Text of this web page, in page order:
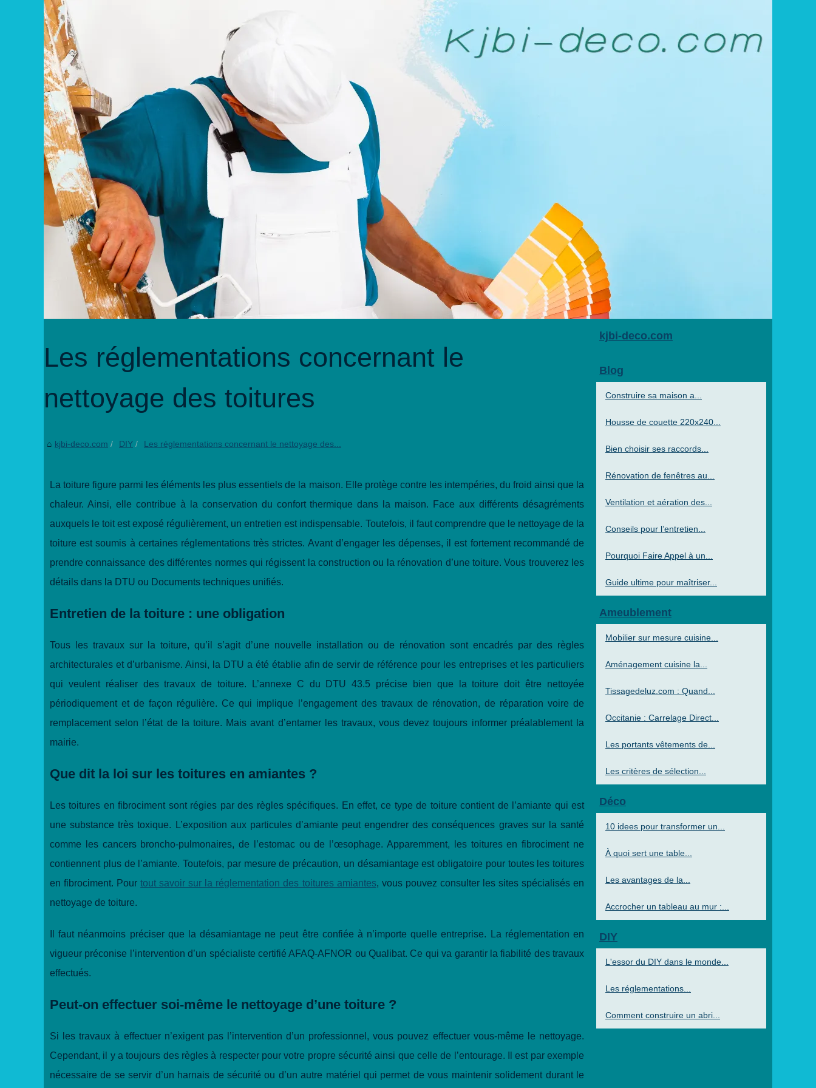
Les réglementations concernant le
nettoyage des toitures
kjbi-deco.com DIY Les réglementations concernant le nettoyage des...
La toiture figure parmi les éléments les plus essentiels de la maison. Elle protège contre les intempéries, du froid ainsi que la
chaleur. Ainsi, elle contribue à la conservation du confort thermique dans la maison. Face aux différents désagréments
auxquels le toit est exposé régulièrement, un entretien est indispensable. Toutefois, il faut comprendre que le nettoyage de la
toiture est soumis à certaines réglementations très strictes. Avant d’engager les dépenses, il est fortement recommandé de
prendre connaissance des différentes normes qui régissent la construction ou la rénovation d’une toiture. Vous trouverez les
détails dans la DTU ou Documents techniques unifiés.
Entretien de la toiture : une obligation
Tous les travaux sur la toiture, qu’il s’agit d’une nouvelle installation ou de rénovation sont encadrés par des règles
architecturales et d’urbanisme. Ainsi, la DTU a été établie afin de servir de référence pour les entreprises et les particuliers
qui veulent réaliser des travaux de toiture. L’annexe C du DTU 43.5 précise bien que la toiture doit être nettoyée
périodiquement et de façon régulière. Ce qui implique l’engagement des travaux de rénovation, de réparation voire de
remplacement selon l’état de la toiture. Mais avant d’entamer les travaux, vous devez toujours informer préalablement la
mairie.
Que dit la loi sur les toitures en amiantes ?
Les toitures en fibrociment sont régies par des règles spécifiques. En effet, ce type de toiture contient de l’amiante qui est
une substance très toxique. L’exposition aux particules d’amiante peut engendrer des conséquences graves sur la santé
comme les cancers broncho-pulmonaires, de l’estomac ou de l’œsophage. Apparemment, les toitures en fibrociment ne
contiennent plus de l’amiante. Toutefois, par mesure de précaution, un désamiantage est obligatoire pour toutes les toitures
en fibrociment. Pourtout savoir sur la réglementation des toitures amiantes, vous pouvez consulter les sites spécialisés en
nettoyage de toiture.
Il faut néanmoins préciser que la désamiantage ne peut être confiée à n’importe quelle entreprise. La réglementation en
vigueur préconise l’intervention d’un spécialiste certifié AFAQ-AFNOR ou Qualibat. Ce qui va garantir la fiabilité des travaux
effectués.
Peut-on effectuer soi-même le nettoyage d’une toiture ?
Si les travaux à effectuer n’exigent pas l’intervention d’un professionnel, vous pouvez effectuer vous-même le nettoyage.
Cependant, il y a toujours des règles à respecter pour votre propre sécurité ainsi que celle de l’entourage. Il est par exemple
nécessaire de se servir d’un harnais de sécurité ou d’un autre matériel qui permet de vous maintenir solidement durant le
kjbi-deco.com
Blog
Construire sa maison a...
Housse de couette 220x240...
Bien choisir ses raccords...
Rénovation de fenêtres au...
Ventilation et aération des...
Conseils pour l’entretien...
Pourquoi Faire Appel à un...
Guide ultime pour maîtriser...
Ameublement
Mobilier sur mesure cuisine...
Aménagement cuisine la...
Tissagedeluz.com : Quand...
Occitanie : Carrelage Direct...
Les portants vêtements de...
Les critères de sélection...
Déco
10 idees pour transformer un...
À quoi sert une table...
Les avantages de la...
Accrocher un tableau au mur :...
DIY
L'essor du DIY dans le monde...
Les réglementations...
Comment construire un abri...